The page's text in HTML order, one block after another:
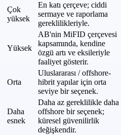
Çok
yüksek
En katı çerçeve; ciddi
sermaye ve raporlama
gereklilikleriyle.
Yüksek
AB'nin MiFID çerçevesi
kapsamında, kendine
özgü artı ve eksileriyle
faaliyet gösterir.
Orta
Uluslararası / offshore-
hibrit yapılar için orta
seviye bir seçenek.
Daha
esnek
Daha az gereklilikle daha
offshore bir seçenek;
küresel güvenilirlik
değişkendir.